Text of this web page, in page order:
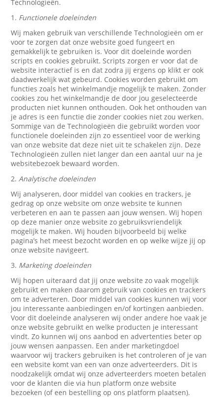
Technologieën.
1. Functionele doeleinden
Wij maken gebruik van verschillende Technologieën om er
voor te zorgen dat onze website goed fungeert en
gemakkelijk te gebruiken is. Voor dit doeleinde worden
scripts en cookies gebruikt. Scripts zorgen er voor dat de
website interactief is en dat zodra jij ergens op klikt er ook
daadwerkelijk wat gebeurd. Cookies worden gebruikt om
functies zoals het winkelmandje mogelijk te maken. Zonder
cookies zou het winkelmandje de door jou geselecteerde
producten niet kunnen onthouden. Ook het onthouden van
je adres is een functie die zonder cookies niet zou werken.
Sommige van de Technologieën die gebruikt worden voor
functionele doeleinden zijn zo essentieel voor de werking
van onze website dat deze niet uit te schakelen zijn. Deze
Technologieën zullen niet langer dan een aantal uur na je
websitebezoek bewaard worden.
2.Analytische doeleinden
Wij analyseren, door middel van cookies en trackers, je
gedrag op onze website om onze website te kunnen
verbeteren en aan te passen aan jouw wensen. Wij hopen
op deze manier onze website zo gebruiksvriendelijk
mogelijk te maken. Wij houden bijvoorbeeld bij welke
pagina’s het meest bezocht worden en op welke wijze jij op
onze website navigeert.
3. Marketing doeleinden
Wij hopen uiteraard dat jij onze website zo vaak mogelijk
gebruikt en maken daarom gebruik van cookies en trackers
om te adverteren. Door middel van cookies kunnen wij voor
jou interessante aanbiedingen en/of kortingen aanbieden.
Voor dit doeleinde analyseren wij onder andere hoe vaak je
onze website gebruikt en welke producten je interessant
vindt. Zo kunnen wij ons aanbod en advertenties beter op
jouw wensen aanpassen. Een ander marketingdoel
waarvoor wij trackers gebruiken is het controleren of je van
een website komt van een van onze adverteerders. Dit is
noodzakelijk omdat wij onze adverteerders moeten betalen
voor de klanten die via hun platform onze website
bezoeken (of een bestelling op ons platform plaatsen).